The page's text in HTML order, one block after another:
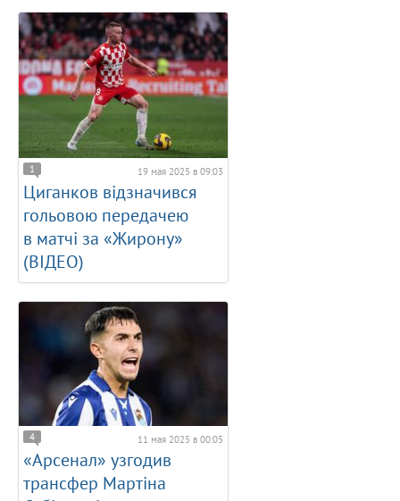
1 19 мая 2025 в 09:03
Циганков відзначився
гольовою передачею
в матчі за «Жирону»
(ВІДЕО)
4 11 мая 2025 в 00:05
«Арсенал» узгодив
трансфер Мартіна